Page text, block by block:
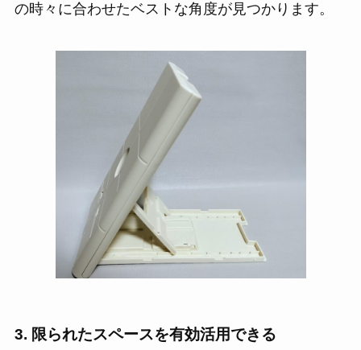
の時々に合わせたベストな角度が見つかります。
3. 限られたスペースを有効活用できる